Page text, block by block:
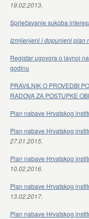
19.02.2013.
Sprječavanje sukoba
Izmijenjeni i dopunjeni plan
Registar ugovora o javnoj
godinu
PRAVILNIK O PROVEDBI
RADOVA ZA POSTUPKE
Plan nabave Hrvatskog
Plan nabave Hrvatskog
27.01.2015.
Plan nabave Hrvatskog
10.02.2016.
Plan nabave Hrvatskog
13.02.2017.
Plan nabave Hrvatskog